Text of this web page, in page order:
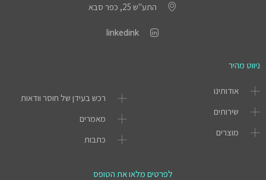
התע"ש 25, כפר סבא
linkedink
ניווט מהיר
אודותינו
שירותים
מוצרים
רכש בעידן של חוסר וודאות
מאמרים
כתבות
לפרטים מלאו את הטופס